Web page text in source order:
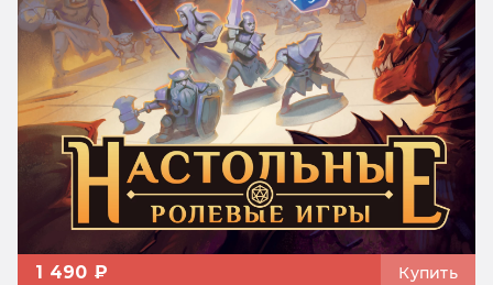
1 490 ₽ Купить